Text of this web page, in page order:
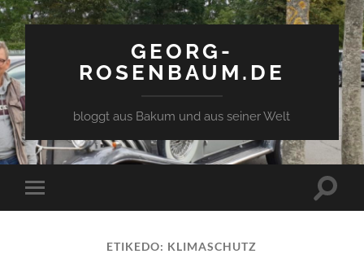
GEORG-
ROSENBAUM.DE
bloggt aus Bakum und aus seiner Welt
Toggle
mobile
Toggle
ETIKEDO: KLIMASCHUTZ